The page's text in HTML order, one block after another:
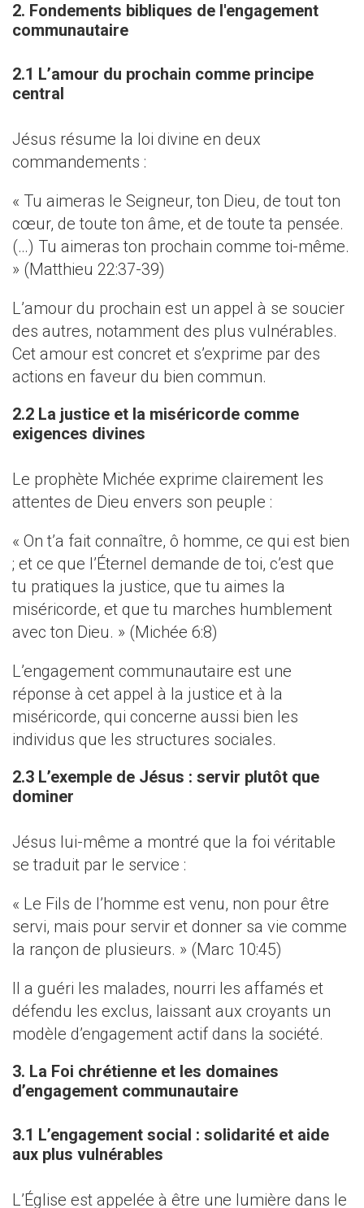
2. Fondements bibliques de l'engagement
communautaire
2.1 L’amour du prochain comme principe
central
Jésus résume la loi divine en deux
commandements :
« Tu aimeras le Seigneur, ton Dieu, de tout ton
cœur, de toute ton âme, et de toute ta pensée.
(…) Tu aimeras ton prochain comme toi-même.
» (Matthieu 22:37-39)
L’amour du prochain est un appel à se soucier
des autres, notamment des plus vulnérables.
Cet amour est concret et s’exprime par des
actions en faveur du bien commun.
2.2 La justice et la miséricorde comme
exigences divines
Le prophète Michée exprime clairement les
attentes de Dieu envers son peuple :
« On t’a fait connaître, ô homme, ce qui est bien
; et ce que l’Éternel demande de toi, c’est que
tu pratiques la justice, que tu aimes la
miséricorde, et que tu marches humblement
avec ton Dieu. » (Michée 6:8)
L’engagement communautaire est une
réponse à cet appel à la justice et à la
miséricorde, qui concerne aussi bien les
individus que les structures sociales.
2.3 L’exemple de Jésus : servir plutôt que
dominer
Jésus lui-même a montré que la foi véritable
se traduit par le service :
« Le Fils de l’homme est venu, non pour être
servi, mais pour servir et donner sa vie comme
la rançon de plusieurs. » (Marc 10:45)
Il a guéri les malades, nourri les affamés et
défendu les exclus, laissant aux croyants un
modèle d’engagement actif dans la société.
3. La Foi chrétienne et les domaines
d’engagement communautaire
3.1 L’engagement social : solidarité et aide
aux plus vulnérables
L’Église est appelée à être une lumière dans le